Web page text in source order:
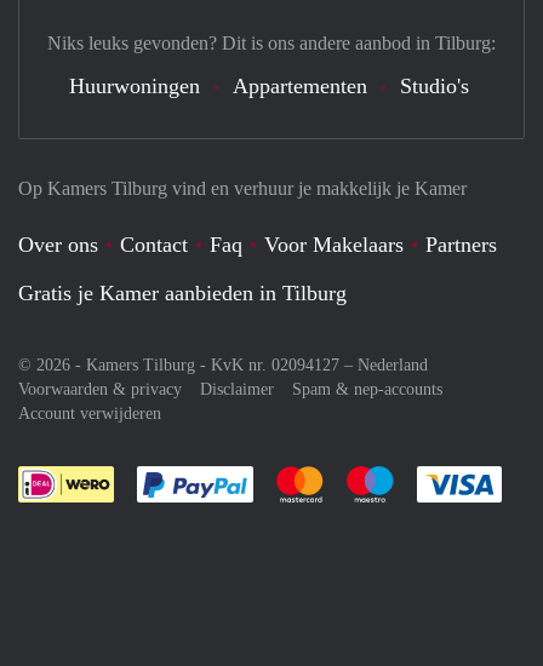
Op Kamers Tilburg vind en verhuur je makkelijk je Kamer
Over ons Contact Faq Voor Makelaars
Partners
Gratis je Kamer aanbieden in Tilburg
© 2026 - Kamers Tilburg - KvK nr. 02094127 – Nederland
Voorwaarden & privacy
Disclaimer
Spam & nep-accounts
Account verwijderen
Je rekent gemakkelijk af met Paypal
Je rekent gemakkelijk af met
Je rekent
Niks leuks gevonden? Dit is ons andere aanbod in Tilburg:
Huurwoningen Appartementen Studio's